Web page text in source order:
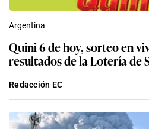
Argentina
Quini 6 de hoy, sorteo en
resultados de la Lotería de
Redacción EC